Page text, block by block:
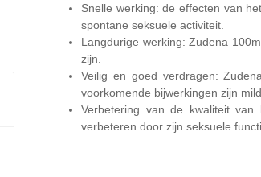
Snelle werking: de effecten van
spontane seksuele activiteit.
Langdurige werking: Zudena
zijn.
Veilig en goed verdragen:
voorkomende bijwerkingen zijn
Verbetering van de kwaliteit
verbeteren door zijn seksuele